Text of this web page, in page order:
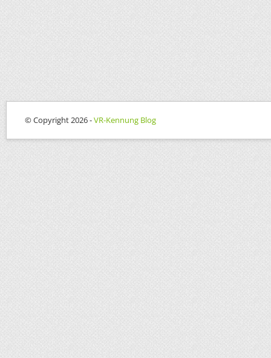
© Copyright 2026 -VR-Kennung Blog